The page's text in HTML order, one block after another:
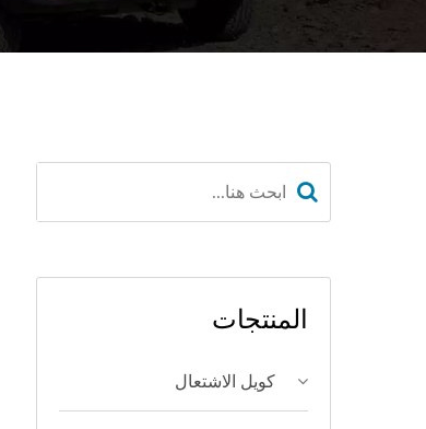
المنتجات
كويل الاشتعال